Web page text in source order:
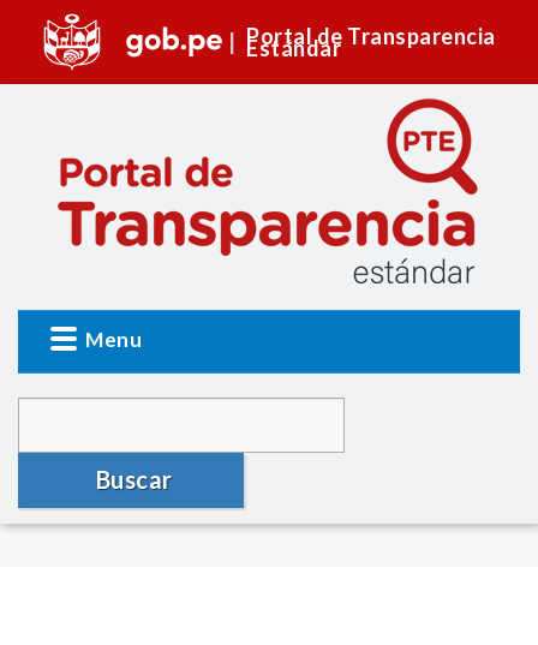
Portal de Transparencia
Estándar
Menu
Buscar